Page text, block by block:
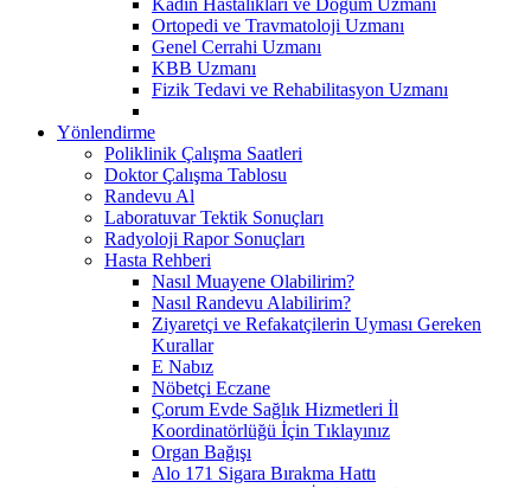
Ortopedi ve Travmatoloji Uzmanı
Genel Cerrahi Uzmanı
KBB Uzmanı
Fizik Tedavi ve Rehabilitasyon Uzmanı
Yönlendirme
Poliklinik Çalışma Saatleri
Doktor Çalışma Tablosu
Randevu Al
Laboratuvar Tektik Sonuçları
Radyoloji Rapor Sonuçları
Hasta Rehberi
Nasıl Muayene Olabilirim?
Nasıl Randevu Alabilirim?
Ziyaretçi ve Refakatçilerin Uyması Gereken
Kurallar
E Nabız
Nöbetçi Eczane
Çorum Evde Sağlık Hizmetleri İl
Koordinatörlüğü İçin Tıklayınız
Organ Bağışı
Alo 171 Sigara Bırakma Hattı